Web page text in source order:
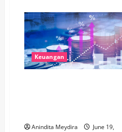
Sekolah
Jadi
Momen
Emas,
Danamon
Kenalkan
Dunia
Perbankan
kepada
Keuangan
Anindita Meydira
June 19,